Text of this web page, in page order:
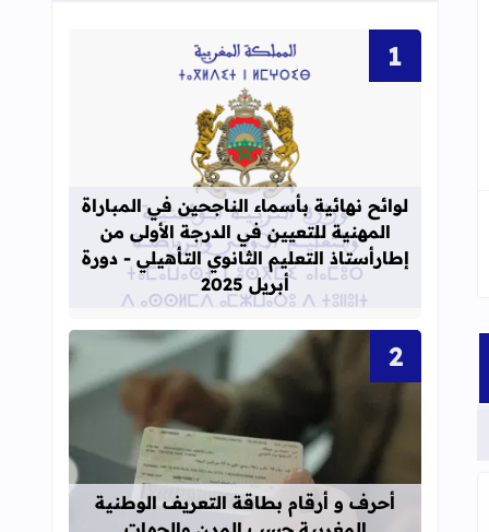
قراءة المزيد عن لوائح نهائية بأسماء
لوائح نهائية بأسماء الناجحين في المباراة
المهنية للتعيين في الدرجة الأولى من
إطارأستاذ التعليم الثانوي التأهيلي - دورة
أبريل 2025
قراءة المزيد عن أحرف و أرقام
أحرف و أرقام بطاقة التعريف الوطنية